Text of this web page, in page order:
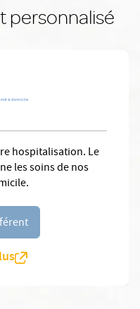
personnalisé
hospitalisation. Le
les soins de nos